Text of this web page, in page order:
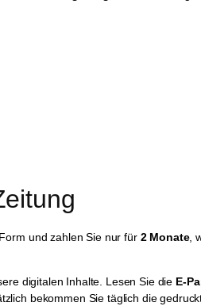
und zahlen Sie nur für 2 Monate,
digitalen Inhalte. Lesen Sie die E-
bekommen Sie täglich die